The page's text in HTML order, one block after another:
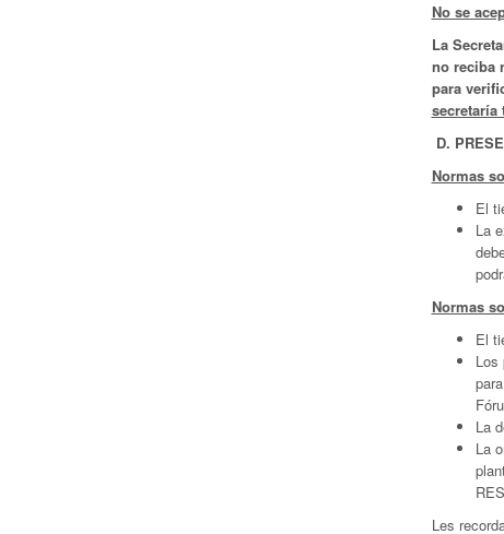
No se
La
no reciba
para
D.
Normas
El
La
Normas
El
Los
La
La
Les